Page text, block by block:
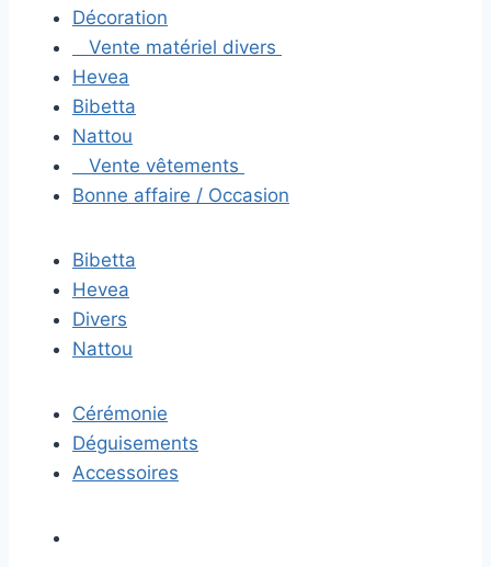
Décoration
Vente matériel divers
Hevea
Bibetta
Nattou
Vente vêtements
Bonne affaire / Occasion
Bibetta
Hevea
Divers
Nattou
Cérémonie
Déguisements
Accessoires